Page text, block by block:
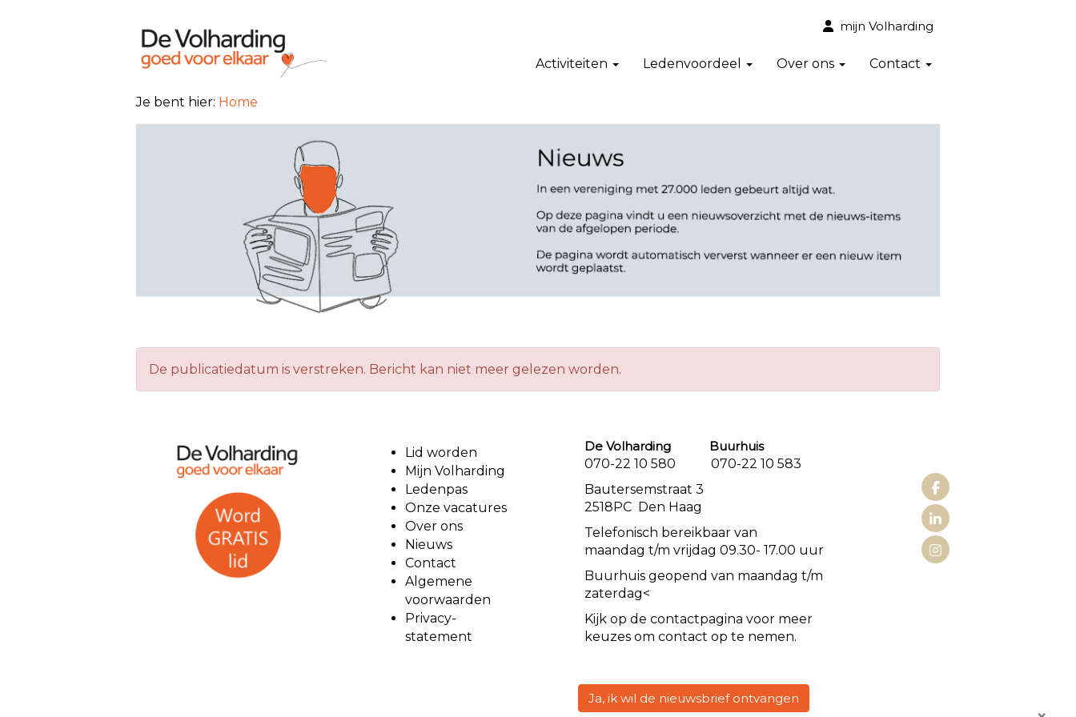
mijn Volharding
Activiteiten Ledenvoordeel Over ons Contact
Je bent hier: Home
De publicatiedatum is verstreken. Bericht kan niet meer gelezen worden.
Lid worden
Mijn Volharding
Ledenpas
Onze vacatures
Over ons
Nieuws
Contact
Algemene
voorwaarden
Privacy-
statement
De Volharding Buurhuis
070-22 10 580 070-22 10 583
Bautersemstraat 3
2518PC Den Haag
Telefonisch bereikbaar van
maandag t/m vrijdag 09.30- 17.00 uur
Buurhuis geopend van maandag t/m
zaterdag<
Kijk op de contactpagina voor meer
keuzes om contact op te nemen.
Ja, ik wil de nieuwsbrief ontvangen